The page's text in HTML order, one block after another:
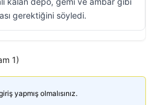
gerektiğini söyledi.
1)
yapmış olmalısınız.